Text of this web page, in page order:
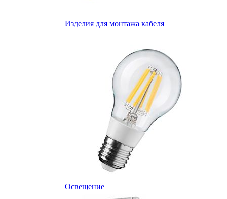
Изделия для монтажа кабеля
Освещение